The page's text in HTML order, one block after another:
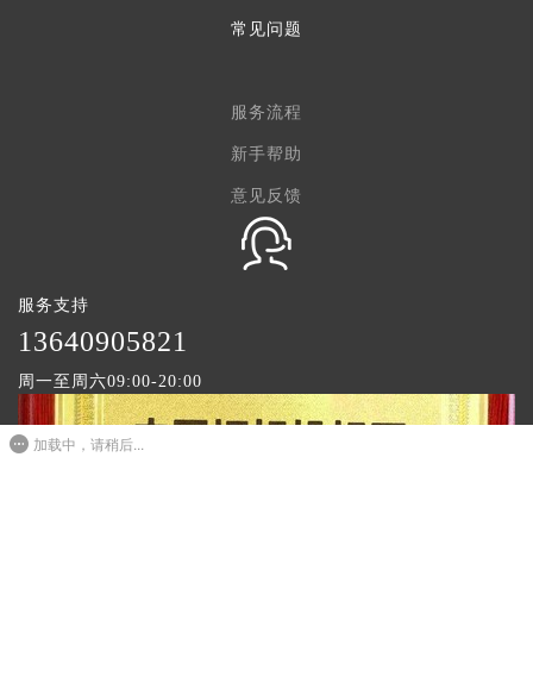
常见问题
服务流程
新手帮助
意见反馈
服务支持
1 3640905821
周一至周六09:00-20:00
加载中，请稍后...